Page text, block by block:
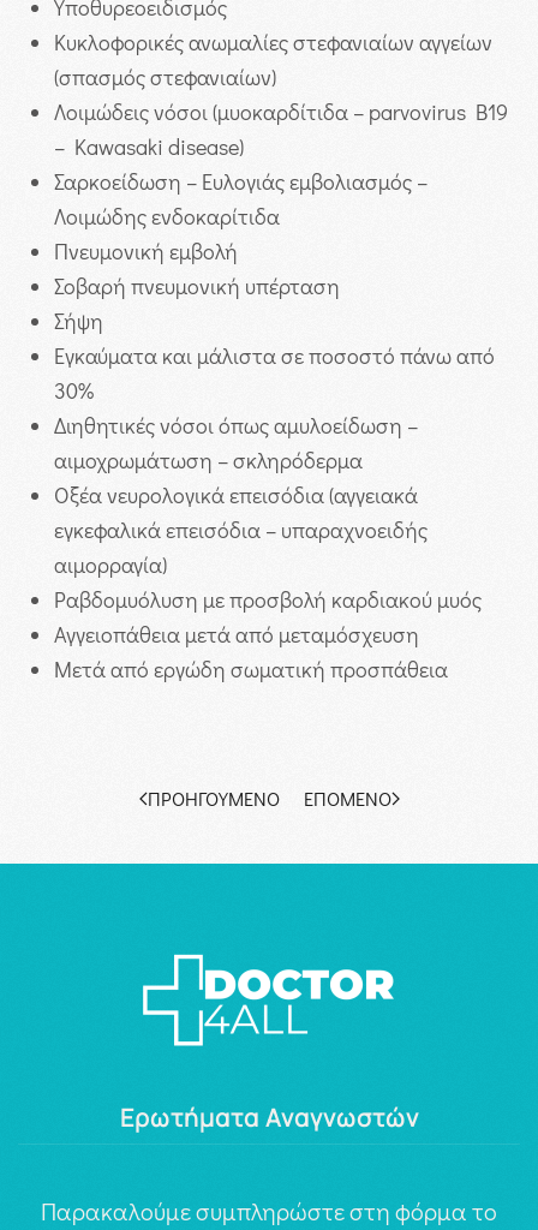
Υποθυρεοειδισμός
Κυκλοφορικές ανωμαλίες στεφανιαίων αγγείων
(σπασμός στεφανιαίων)
Λοιμώδεις νόσοι (μυοκαρδίτιδα – parvovirus B19
– Kawasaki disease)
Σαρκοείδωση – Ευλογιάς εμβολιασμός –
Λοιμώδης ενδοκαρίτιδα
Πνευμονική εμβολή
Σοβαρή πνευμονική υπέρταση
Σήψη
Εγκαύματα και μάλιστα σε ποσοστό πάνω από
30%
Διηθητικές νόσοι όπως αμυλοείδωση –
αιμοχρωμάτωση – σκληρόδερμα
Οξέα νευρολογικά επεισόδια (αγγειακά
εγκεφαλικά επεισόδια – υπαραχνοειδής
αιμορραγία)
Ραβδομυόλυση με προσβολή καρδιακού μυός
Αγγειοπάθεια μετά από μεταμόσχευση
Μετά από εργώδη σωματική προσπάθεια
ΠΡΟΗΓΟΎΜΕΝΟ ΕΠΌΜΕΝΟ
Ερωτήματα Αναγνωστών
Παρακαλούμε συμπληρώστε στη φόρμα το